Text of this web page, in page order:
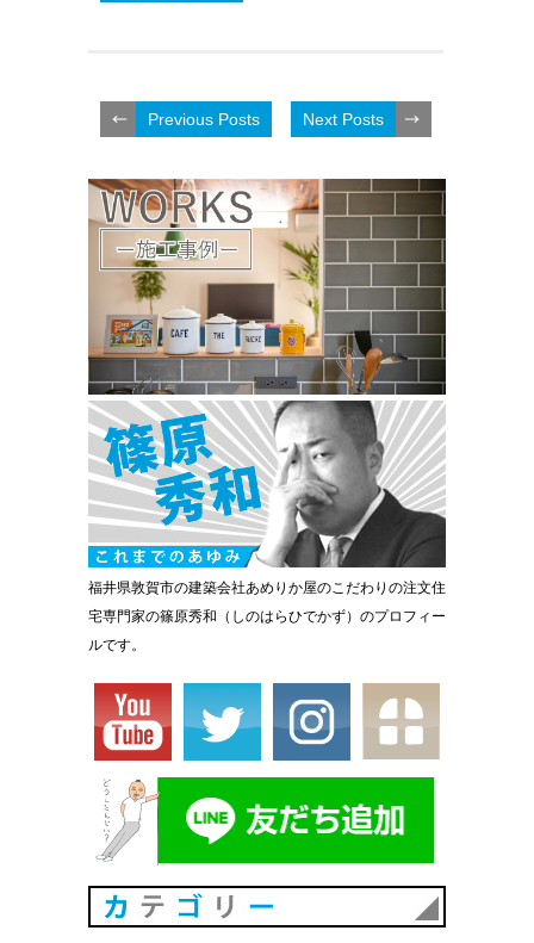
Previous Posts Next Posts
福井県敦賀市の建築会社あめりか屋のこだわりの注文住
宅専門家の篠原秀和（しのはらひでかず）のプロフィー
ルです。